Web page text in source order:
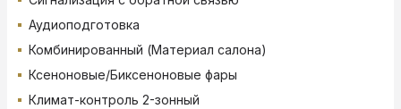
Аудиоподготовка
Комбинированный (Материал салона)
Ксеноновые/Биксеноновые фары
Климат-контроль 2-зонный